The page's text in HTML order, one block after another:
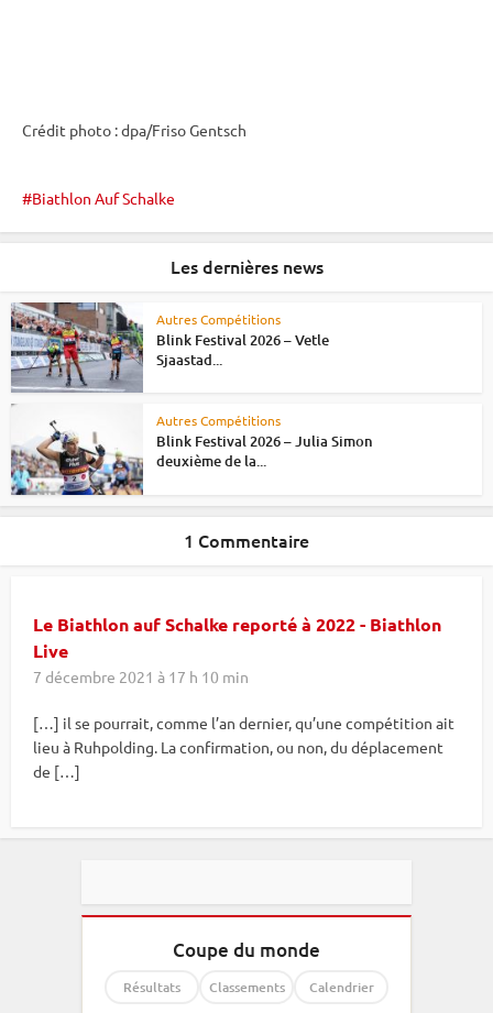
Crédit photo : dpa/Friso Gentsch
Biathlon Auf Schalke
Les dernières news
Autres Compétitions
Blink Festival 2026 – Vetle
Sjaastad...
Autres Compétitions
Blink Festival 2026 – Julia Simon
deuxième de la...
1 Commentaire
Le Biathlon auf Schalke reporté à 2022 - Biathlon
Live
7 décembre 2021 à 17 h 10 min
[…] il se pourrait, comme l’an dernier, qu’une compétition ait
lieu à Ruhpolding. La confirmation, ou non, du déplacement
de […]
Coupe du monde
Résultats Classements Calendrier